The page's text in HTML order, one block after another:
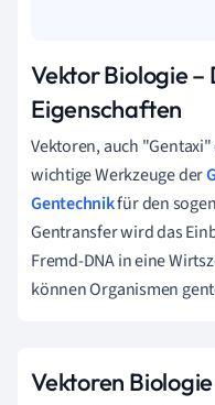
Vektor Biologie –
Eigenschaften
Vektoren, auch
wichtige Werkzeuge der
Gentechnikfür den
Gentransfer wird das
Fremd-DNA in eine
können Organismen
Vektoren